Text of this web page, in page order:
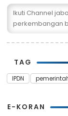
Ikuti Channel
perkembangan
TAG
IPDN
E-KORAN